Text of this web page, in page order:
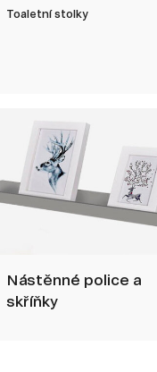
Toaletní stolky
Nástěnné police a
skříňky